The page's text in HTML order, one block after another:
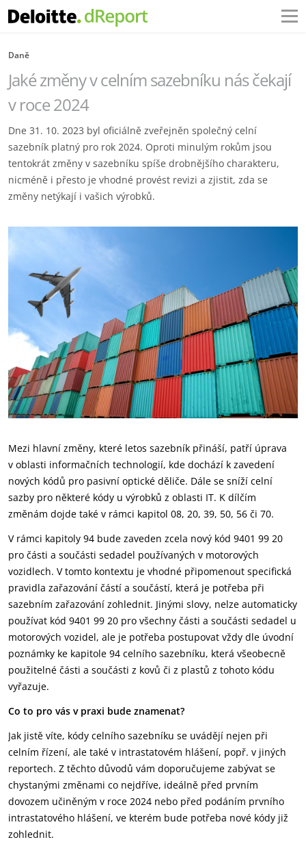
Daně
Jaké změny v celním sazebníku nás čekají
v roce 2024
Dne 31. 10. 2023 byl oficiálně zveřejněn společný celní
sazebník platný pro rok 2024. Oproti minulým rokům jsou
tentokrát změny v sazebníku spíše drobnějšího charakteru,
nicméně i přesto je vhodné provést revizi a zjistit, zda se
změny netýkají i vašich výrobků.
Mezi hlavní změny, které letos sazebník přináší, patří úprava
v oblasti informačních technologií, kde dochází k zavedení
nových kódů pro pasivní optické děliče. Dále se sníží celní
sazby pro některé kódy u výrobků z oblasti IT. K dílčím
změnám dojde také v rámci kapitol 08, 20, 39, 50, 56 či 70.
V rámci kapitoly 94 bude zaveden zcela nový kód 9401 99 20
pro části a součásti sedadel používaných v motorových
vozidlech. V tomto kontextu je vhodné připomenout specifická
pravidla zařazování částí a součástí, která je potřeba při
sazebním zařazování zohlednit. Jinými slovy, nelze automaticky
používat kód 9401 99 20 pro všechny části a součásti sedadel u
motorových vozidel, ale je potřeba postupovat vždy dle úvodní
poznámky ke kapitole 94 celního sazebníku, která všeobecně
použitelné části a součásti z kovů či z plastů z tohoto kódu
vyřazuje.
Co to pro vás v praxi bude znamenat?
Jak jistě víte, kódy celního sazebníku se uvádějí nejen při
celním řízení, ale také v intrastatovém hlášení, popř. v jiných
reportech. Z těchto důvodů vám doporučujeme zabývat se
chystanými změnami co nejdříve, ideálně před prvním
dovozem učiněným v roce 2024 nebo před podáním prvního
intrastatového hlášení, ve kterém bude potřeba nové kódy již
zohlednit.